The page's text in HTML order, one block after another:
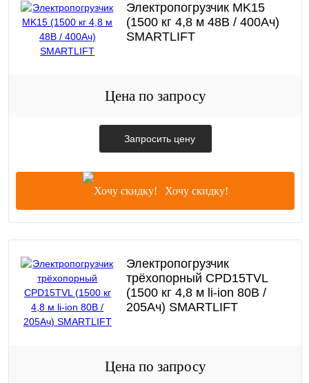
Электропогрузчик MK15
(1500 кг 4,8 м 48В / 400Ач)
SMARTLIFT
Цена по запросу
Запросить цену
Хочу скидку!
Электропогрузчик
трёхопорный CPD15TVL
(1500 кг 4,8 м li-ion 80В /
205Ач) SMARTLIFT
Цена по запросу